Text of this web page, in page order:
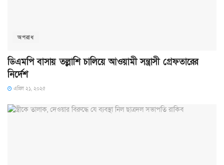
অপরাধ
ডিএমপি বাসায় তল্লাশি চালিয়ে আওয়ামী সন্ত্রাসী গ্রেফতারের
নির্দেশ
এপ্রিল ২১, ২০২৫